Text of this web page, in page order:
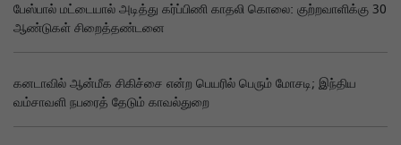
பேஸ்பால் மட்டையால் அடித்து கர்ப்பிணி காதலி கொலை: குற்றவாளிக்கு 30
ஆண்டுகள் சிறைத்தண்டனை
கனடாவில் ஆன்மீக சிகிச்சை என்ற பெயரில் பெரும் மோசடி; இந்திய
வம்சாவளி நபரைத் தேடும் காவல்துறை